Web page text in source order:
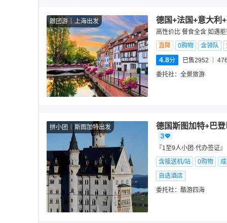
跟团游 上海出发 德国+法国+意大利
高性价比 餐食全含 如遇
直降
0购物 含领队
4.8分 已售2952
委托社： 全景旅游
拼小团 斯图加特出发 德国斯图加特+巴
『1至9人小团·代办签证
含接送机/站
0购物
自选酒店
委托社： 酷游四海